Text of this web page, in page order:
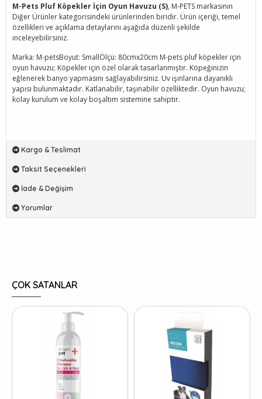
M-Pets Pluf Köpekler İçin Oyun Havuzu (S), M-PETS markasının
Diğer Ürünler kategorisindeki ürünlerinden biridir. Ürün içeriği, temel
özellikleri ve açıklama detaylarını aşağıda düzenli şekilde
inceleyebilirsiniz.
Marka: M-petsBoyut: SmallÖlçü: 80cmx20cm M-pets pluf köpekler için
oyun havuzu; Köpekler için özel olarak tasarlanmıştır. Köpeğinizin
eğlenerek banyo yapmasını sağlayabilirsiniz. Uv ışınlarına dayanıklı
yapısı bulunmaktadır. Katlanabilir, taşınabilir özelliktedir. Oyun havuzu;
kolay kurulum ve kolay boşaltım sistemine sahiptir.
Kargo & Teslimat
Taksit Seçenekleri
İade & Değişim
Yorumlar
ÇOK SATANLAR